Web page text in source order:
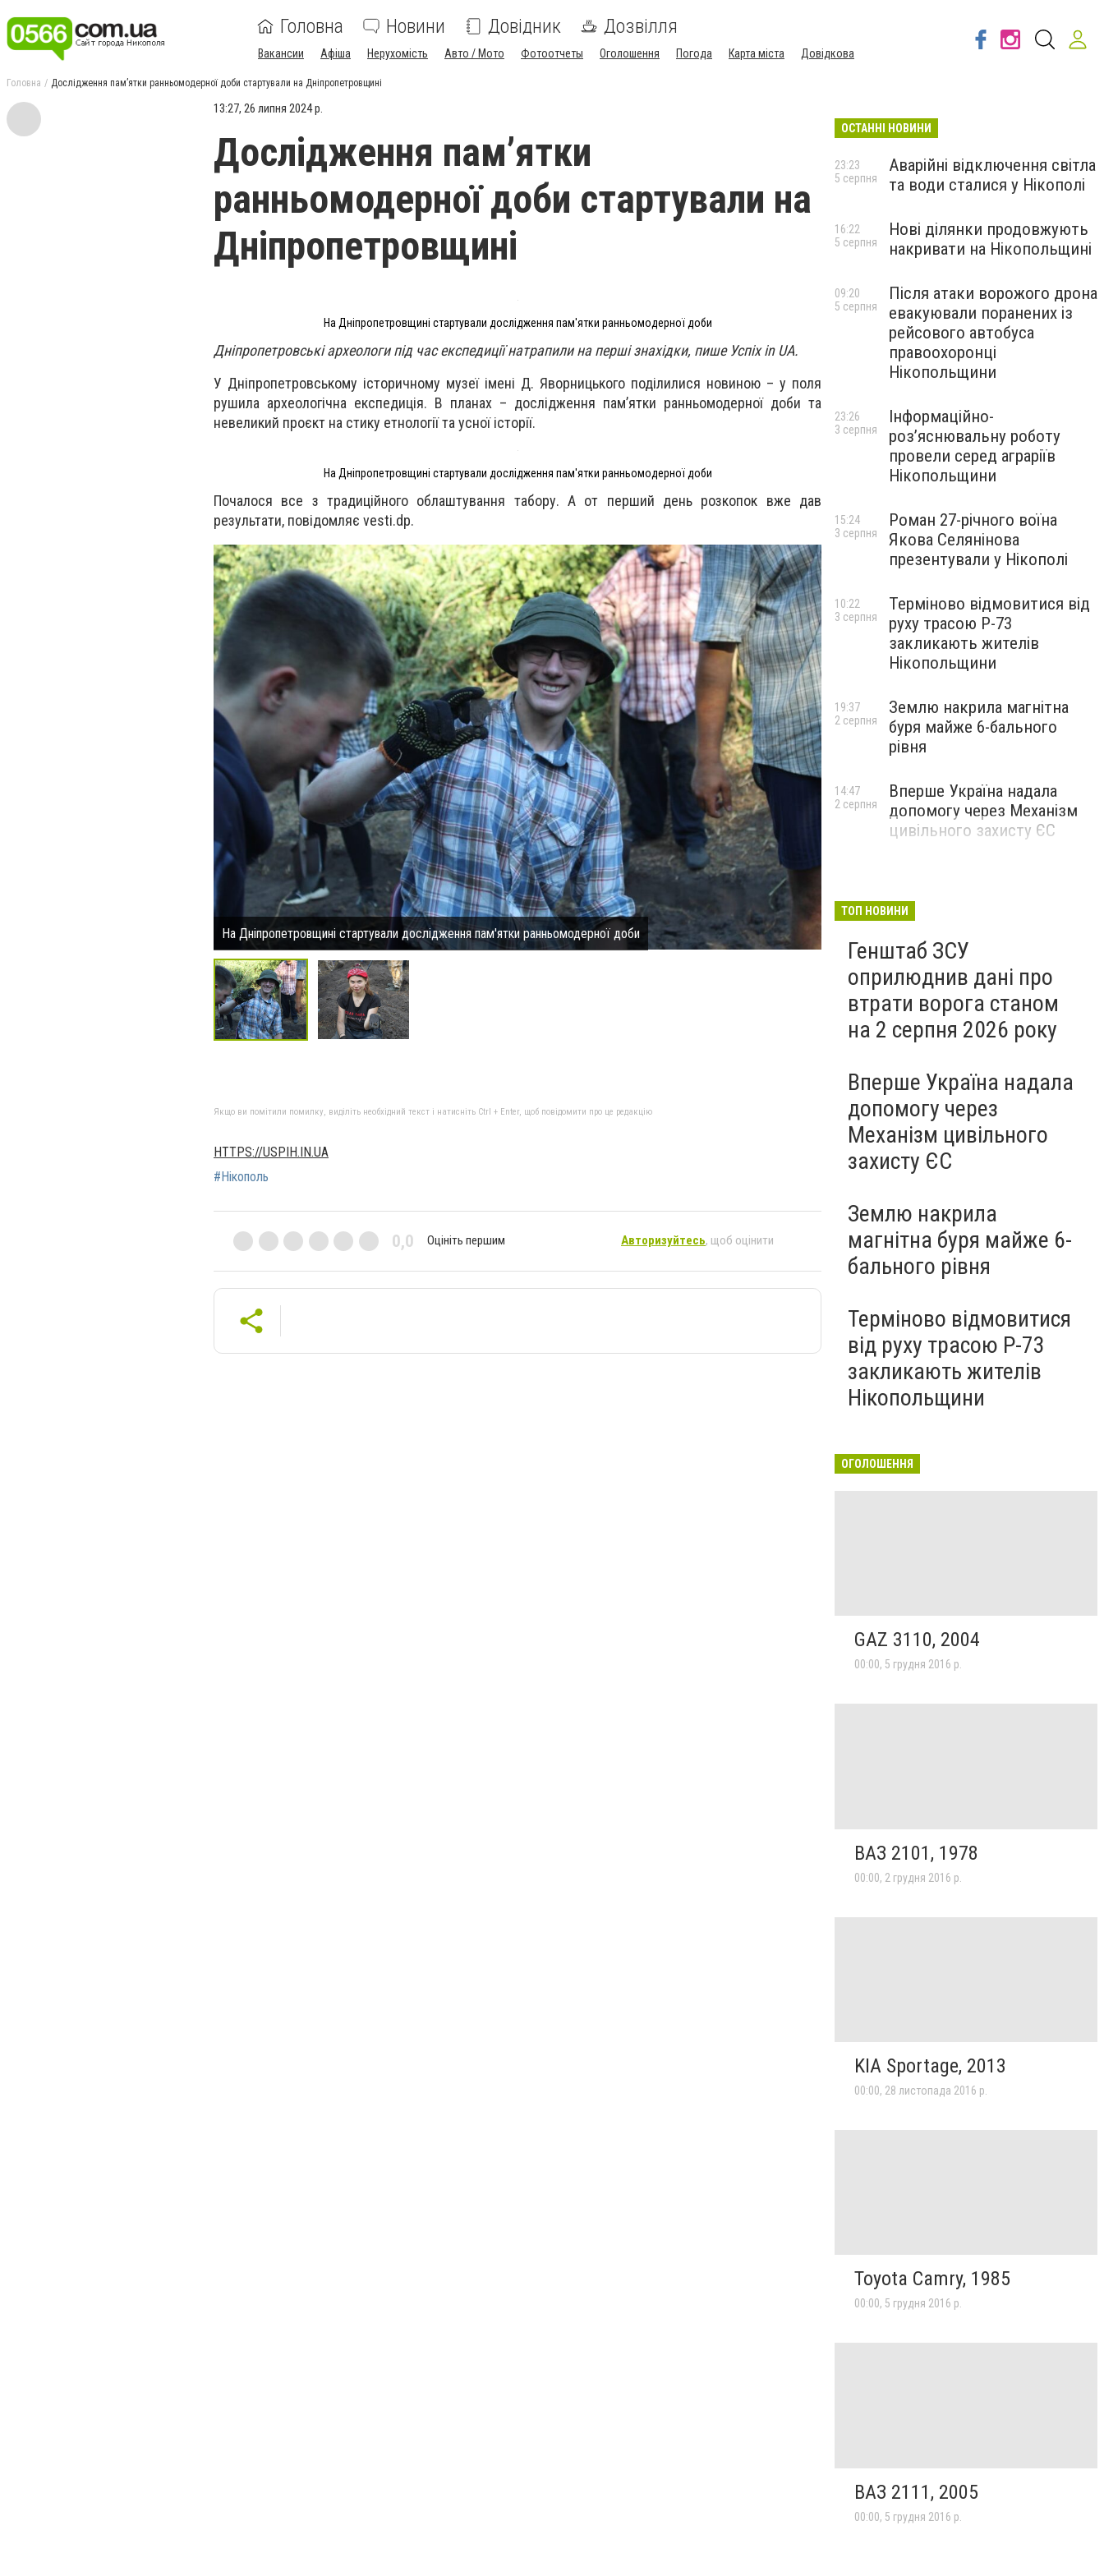
Головна Новини Довідник Дозвілля
Вакансии Афіша Нерухомість Авто / Мото Фотоотчеты Оголошення Погода Карта міста Довідкова
Головна Дослідження пам’ятки ранньомодерної доби стартували на Дніпропетровщині
13:27, 26 липня 2024 р.
Дослідження пам’ятки
ранньомодерної доби стартували на
Дніпропетровщині
На Дніпропетровщині стартували дослідження пам'ятки ранньомодерної доби
Дніпропетровські археологи під час експедиції натрапили на перші знахідки, пише Успіх in UA.
У Дніпропетровському історичному музеї імені Д. Яворницького поділилися новиною – у поля
рушила археологічна експедиція. В планах – дослідження пам’ятки ранньомодерної доби та
невеликий проєкт на стику етнології та усної історії.
На Дніпропетровщині стартували дослідження пам'ятки ранньомодерної доби
Почалося все з традиційного облаштування табору. А от перший день розкопок вже дав
результати, повідомляє vesti.dp.
На Дніпропетровщині стартували дослідження пам'ятки ранньомодерної доби
Якщо ви помітили помилку, виділіть необхідний текст і натисніть Ctrl + Enter, щоб повідомити про це редакцію
HTTPS://USPIH.IN.UA
#Нікополь
0,0 Оцініть першим Авторизуйтесь, щоб оцінити
ОСТАННІ НОВИНИ
Аварійні відключення світла
та води сталися у Нікополі
23:23
5 серпня
Нові ділянки продовжують
накривати на Нікопольщині
16:22
5 серпня
Після атаки ворожого дрона
евакуювали поранених із
рейсового автобуса
правоохоронці
Нікопольщини
09:20
5 серпня
Інформаційно-
роз’яснювальну роботу
провели серед аграріїв
Нікопольщини
23:26
3 серпня
Роман 27-річного воїна
Якова Селянінова
презентували у Нікополі
15:24
3 серпня
Терміново відмовитися від
руху трасою Р-73
закликають жителів
Нікопольщини
10:22
3 серпня
Землю накрила магнітна
буря майже 6-бального
рівня
19:37
2 серпня
Вперше Україна надала
допомогу через Механізм
цивільного захисту ЄС
14:47
2 серпня
ТОП НОВИНИ
Генштаб ЗСУ
оприлюднив дані про
втрати ворога станом
на 2 серпня 2026 року
Вперше Україна надала
допомогу через
Механізм цивільного
захисту ЄС
Землю накрила
магнітна буря майже 6-
бального рівня
Терміново відмовитися
від руху трасою Р-73
закликають жителів
Нікопольщини
ОГОЛОШЕННЯ
GAZ 3110, 2004
00:00, 5 грудня 2016 р.
ВАЗ 2101, 1978
00:00, 2 грудня 2016 р.
KIA Sportage, 2013
00:00, 28 листопада 2016 р.
Toyota Camry, 1985
00:00, 5 грудня 2016 р.
ВАЗ 2111, 2005
00:00, 5 грудня 2016 р.